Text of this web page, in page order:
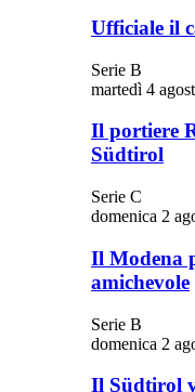
Ufficiale il
Serie B
martedì 4
Il portiere
Südtirol
Serie C
domenica 2
Il Modena
amichevole
Serie B
domenica 2
Il Südtirol